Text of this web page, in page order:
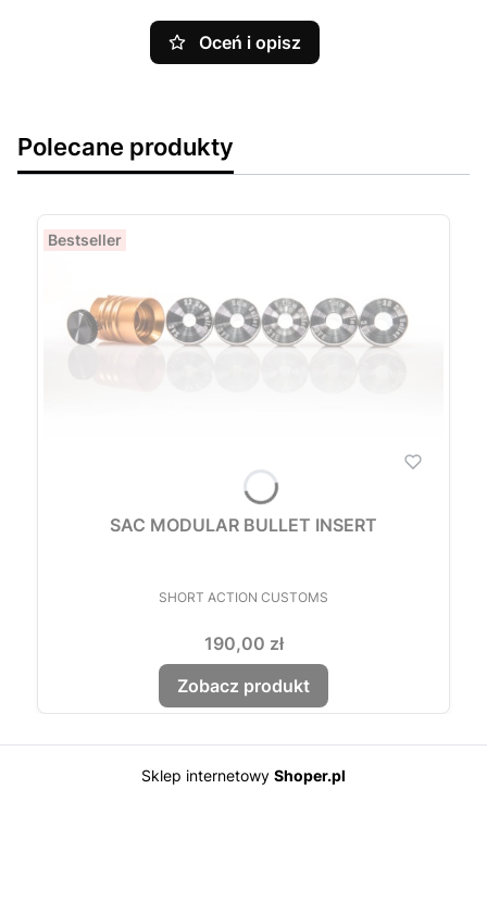
Oceń i opisz
Polecane produkty
Bestseller
SAC MODULAR BULLET INSERT
PRODUCENT
SHORT ACTION CUSTOMS
Cena
190,00 zł
Zobacz produkt
Sklep internetowy Shoper.pl